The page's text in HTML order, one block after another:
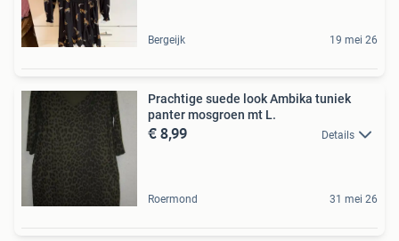
Bergeijk 19 mei 26
Prachtige suede look Ambika tuniek
panter mosgroen mt L.
€ 8,99 Details
Roermond 31 mei 26